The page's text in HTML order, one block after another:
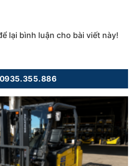
lại bình luận cho bài viết này!
0935.355.886